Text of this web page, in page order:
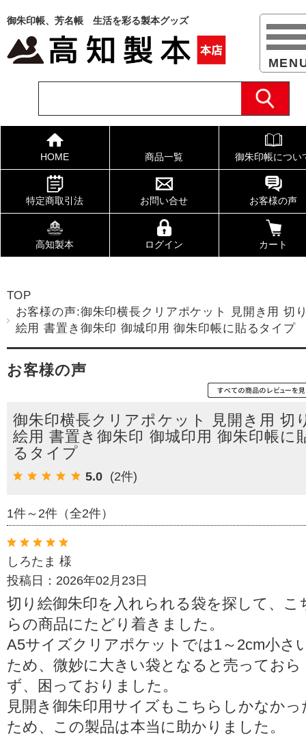
御朱印帳、芳名帳 生活を彩る製本グッズ
HOME 商品一覧 御朱印帳につい
特定商取引法 お問い合せ お客様の声
高知製本 ログイン カート
TOP
お客様の声:御朱印横長クリアポケット 見開き用 切
絵用 書置き御朱印 御城印用 御朱印帳に貼るタイプ
お客様の声
御朱印横長クリアポケット 見開き用 切
絵用 書置き御朱印 御城印用 御朱印帳に
るタイプ
5.0 (2件)
1件～2件（全2件）
しろたま 様
投稿日：2026年02月23日
切り絵御朱印を入れられる袋を探して、こ
らの商品にたどり着きました。
A5サイズクリアポケットでは1～2cm小さ
ため、微妙に大きい袋となると売っておら
ず、困っておりました。
見開き御朱印用サイズもこちらしかなかっ
ため、この製品は本当に助かりました。